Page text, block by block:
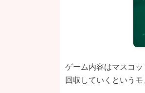
ゲーム内容はマスコ
回収していくというモ